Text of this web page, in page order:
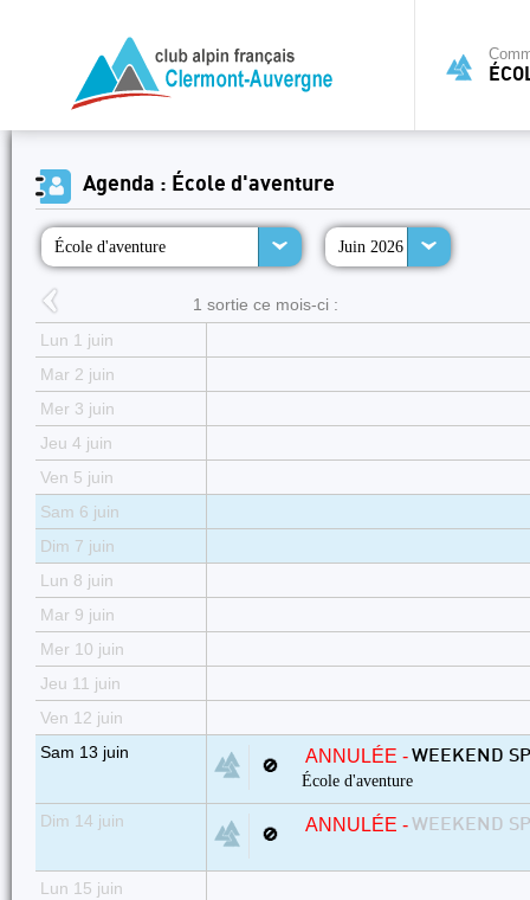
Agenda : École d'aventure
École d'aventure Juin 2026
1 sortie ce mois-ci :
Lun 1 juin
Mar 2 juin
Mer 3 juin
Jeu 4 juin
Ven 5 juin
Sam 6 juin
Dim 7 juin
Lun 8 juin
Mar 9 juin
Mer 10 juin
Jeu 11 juin
Ven 12 juin
Sam 13 juin
🚫 ANNULÉE -WEEKEND
École d'aventure
Dim 14 juin
🚫 ANNULÉE - WEEKEND
Lun 15 juin